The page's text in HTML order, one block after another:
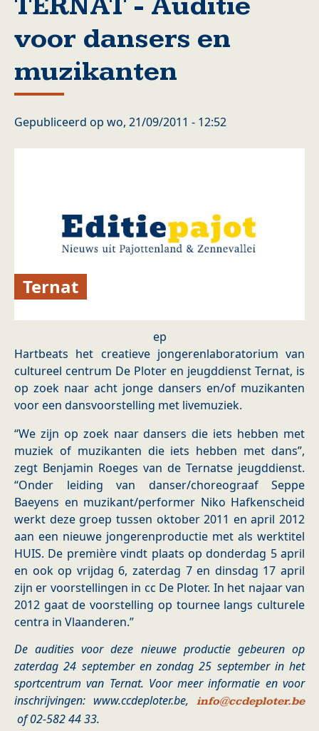
voor dansers en
muzikanten
Gepubliceerd op wo, 21/09/2011 - 12:52
Ternat
ep
Hartbeats het creatieve jongerenlaboratorium van
cultureel centrum De Ploter en jeugddienst Ternat, is
op zoek naar acht jonge dansers en/of muzikanten
voor een dansvoorstelling met livemuziek.
“We zijn op zoek naar dansers die iets hebben met
muziek of muzikanten die iets hebben met dans”,
zegt Benjamin Roeges van de Ternatse jeugddienst.
“Onder leiding van danser/choreograaf Seppe
Baeyens en muzikant/performer Niko Hafkenscheid
werkt deze groep tussen oktober 2011 en april 2012
aan een nieuwe jongerenproductie met als werktitel
HUIS. De première vindt plaats op donderdag 5 april
en ook op vrijdag 6, zaterdag 7 en dinsdag 17 april
zijn er voorstellingen in cc De Ploter. In het najaar van
2012 gaat de voorstelling op tournee langs culturele
centra in Vlaanderen.”
De audities voor deze nieuwe productie gebeuren op
zaterdag 24 september en zondag 25 september in het
sportcentrum van Ternat. Voor meer informatie en voor
inschrijvingen: www.ccdeploter.be, info@ccdeploter.be
of 02-582 44 33.